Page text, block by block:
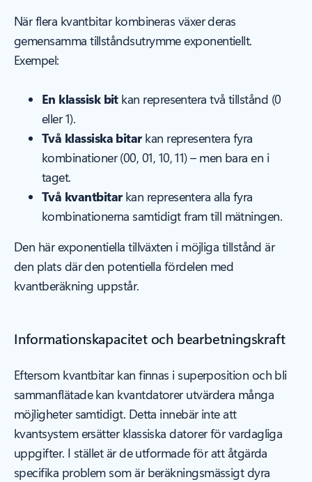
När flera kvantbitar kombineras växer deras
gemensamma tillståndsutrymme exponentiellt.
Exempel:
En klassisk bitkan representera två tillstånd (0
eller 1).
Två klassiska bitarkan representera fyra
kombinationer (00, 01, 10, 11) – men bara en i
taget.
Två kvantbitarkan representera alla fyra
kombinationerna samtidigt fram till mätningen.
Den här exponentiella tillväxten i möjliga tillstånd är
den plats där den potentiella fördelen med
kvantberäkning uppstår.
Informationskapacitet och bearbetningskraft
Eftersom kvantbitar kan finnas i superposition och bli
sammanflätade kan kvantdatorer utvärdera många
möjligheter samtidigt. Detta innebär inte att
kvantsystem ersätter klassiska datorer för vardagliga
uppgifter. I stället är de utformade för att åtgärda
specifika problem som är beräkningsmässigt dyra